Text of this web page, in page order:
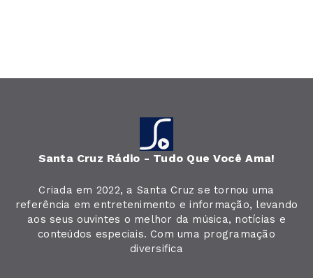
Santa Cruz Rádio - Tudo Que Você Ama!
Criada em 2022, a Santa Cruz se tornou uma
referência em entretenimento e informação, levando
aos seus ouvintes o melhor da música, notícias e
conteúdos especiais. Com uma programação
diversifica